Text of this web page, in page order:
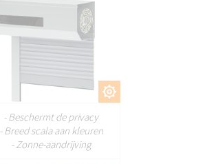
AANPASSEN
- Beschermt de privacy
- Breed scala aan kleuren
- Zonne-aandrijving